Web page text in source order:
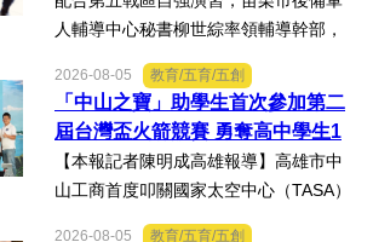
人輔導中心秘書柳世綜率領輔導幹部，
協力苗栗縣政府聯合徵集場開設及徵購
徵用作業演練。【記者陳明成台中報
導】為驗證全民防衛動員機制，苗栗市
後備軍人輔導中心配合第五...
2026-08-05 教育/五育/五創
「中山之寶」助學生首次參加第二
屆台灣盃火箭競賽 勇奪高中學生1
K組亞軍
【本報記者陳明成高雄報導】高雄市中
山工商首度叩關國家太空中心（TASA）
主辦的「2026第二屆台灣盃火箭競賽，
2026-08-05 教育/五育/五創